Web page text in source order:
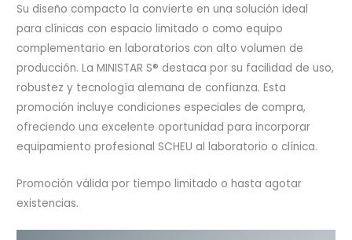
Su diseño compacto la convierte en una solución ideal
para clínicas con espacio limitado o como equipo
complementario en laboratorios con alto volumen de
producción. La MINISTAR S® destaca por su facilidad de uso,
robustez y tecnología alemana de confianza. Esta
promoción incluye condiciones especiales de compra,
ofreciendo una excelente oportunidad para incorporar
equipamiento profesional SCHEU al laboratorio o clínica.
Promoción válida por tiempo limitado o hasta agotar
existencias.